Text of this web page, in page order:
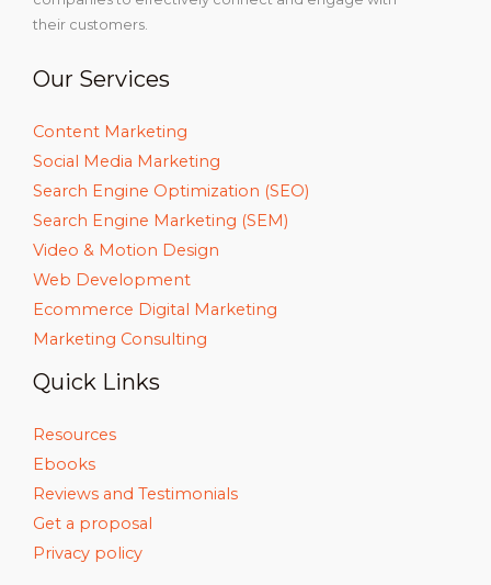
their customers.
Our Services
Content Marketing
Social Media Marketing
Search Engine Optimization (SEO)
Search Engine Marketing (SEM)
Video & Motion Design
Web Development
Ecommerce Digital Marketing
Marketing Consulting
Quick Links
Resources
Ebooks
Reviews and Testimonials
Get a proposal
Privacy policy